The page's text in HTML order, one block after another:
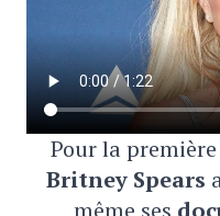
Pour la
Britney Spears
même ses